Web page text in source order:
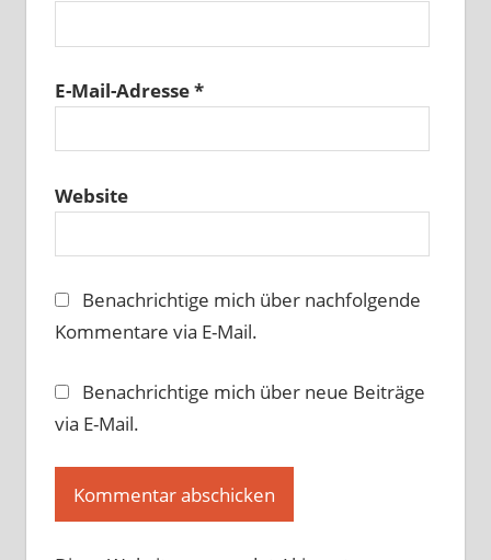
E-Mail-Adresse*
Website
Benachrichtige mich über nachfolgende
Kommentare via E-Mail.
Benachrichtige mich über neue Beiträge
via E-Mail.